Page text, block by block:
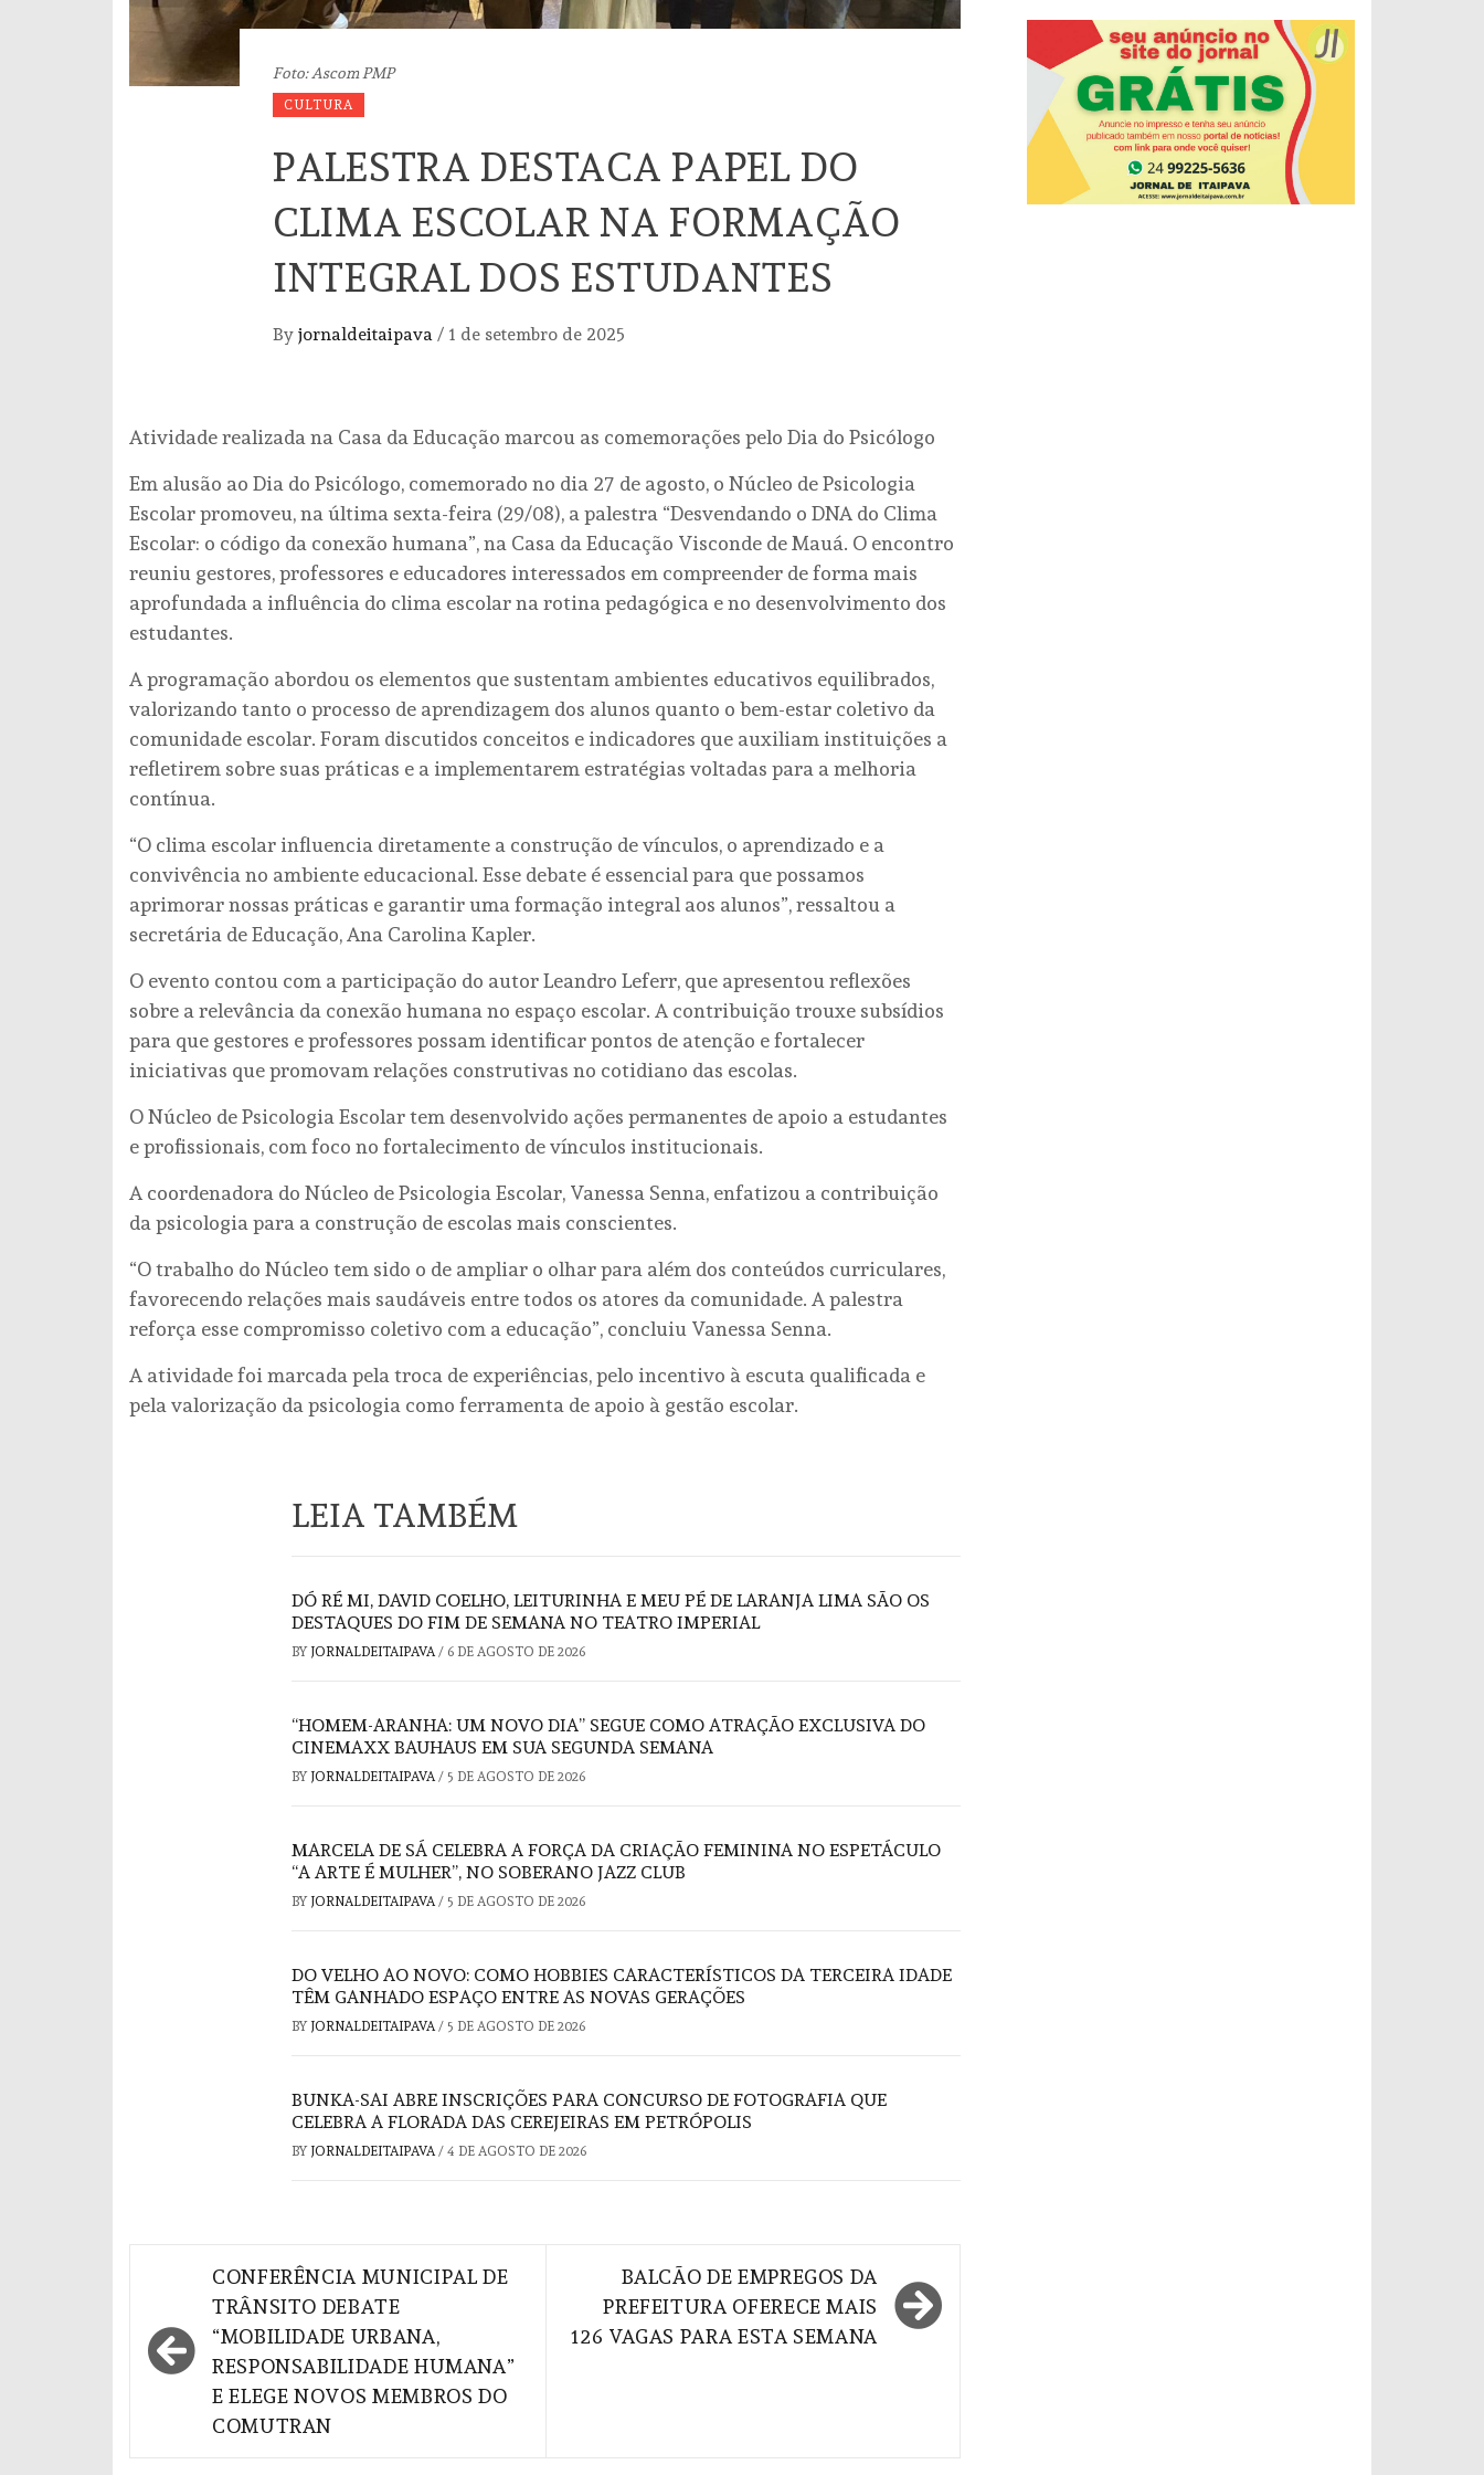
Foto: Ascom PMP
CULTURA
PALESTRA DESTACA PAPEL DO
CLIMA ESCOLAR NA FORMAÇÃO
INTEGRAL DOS ESTUDANTES
By jornaldeitaipava / 1 de setembro de 2025
Atividade realizada na Casa da Educação marcou as comemorações pelo Dia do Psicólogo
Em alusão ao Dia do Psicólogo, comemorado no dia 27 de agosto, o Núcleo de Psicologia
Escolar promoveu, na última sexta-feira (29/08), a palestra “Desvendando o DNA do Clima
Escolar: o código da conexão humana”, na Casa da Educação Visconde de Mauá. O encontro
reuniu gestores, professores e educadores interessados em compreender de forma mais
aprofundada a influência do clima escolar na rotina pedagógica e no desenvolvimento dos
estudantes.
A programação abordou os elementos que sustentam ambientes educativos equilibrados,
valorizando tanto o processo de aprendizagem dos alunos quanto o bem-estar coletivo da
comunidade escolar. Foram discutidos conceitos e indicadores que auxiliam instituições a
refletirem sobre suas práticas e a implementarem estratégias voltadas para a melhoria
contínua.
“O clima escolar influencia diretamente a construção de vínculos, o aprendizado e a
convivência no ambiente educacional. Esse debate é essencial para que possamos
aprimorar nossas práticas e garantir uma formação integral aos alunos”, ressaltou a
secretária de Educação, Ana Carolina Kapler.
O evento contou com a participação do autor Leandro Leferr, que apresentou reflexões
sobre a relevância da conexão humana no espaço escolar. A contribuição trouxe subsídios
para que gestores e professores possam identificar pontos de atenção e fortalecer
iniciativas que promovam relações construtivas no cotidiano das escolas.
O Núcleo de Psicologia Escolar tem desenvolvido ações permanentes de apoio a estudantes
e profissionais, com foco no fortalecimento de vínculos institucionais.
A coordenadora do Núcleo de Psicologia Escolar, Vanessa Senna, enfatizou a contribuição
da psicologia para a construção de escolas mais conscientes.
“O trabalho do Núcleo tem sido o de ampliar o olhar para além dos conteúdos curriculares,
favorecendo relações mais saudáveis entre todos os atores da comunidade. A palestra
reforça esse compromisso coletivo com a educação”, concluiu Vanessa Senna.
A atividade foi marcada pela troca de experiências, pelo incentivo à escuta qualificada e
pela valorização da psicologia como ferramenta de apoio à gestão escolar.
LEIA TAMBÉM
DÓ RÉ MI, DAVID COELHO, LEITURINHA E MEU PÉ DE LARANJA LIMA SÃO OS
DESTAQUES DO FIM DE SEMANA NO TEATRO IMPERIAL
BY JORNALDEITAIPAVA / 6 DE AGOSTO DE 2026
“HOMEM-ARANHA: UM NOVO DIA” SEGUE COMO ATRAÇÃO EXCLUSIVA DO
CINEMAXX BAUHAUS EM SUA SEGUNDA SEMANA
BY JORNALDEITAIPAVA / 5 DE AGOSTO DE 2026
MARCELA DE SÁ CELEBRA A FORÇA DA CRIAÇÃO FEMININA NO ESPETÁCULO
“A ARTE É MULHER”, NO SOBERANO JAZZ CLUB
BY JORNALDEITAIPAVA / 5 DE AGOSTO DE 2026
DO VELHO AO NOVO: COMO HOBBIES CARACTERÍSTICOS DA TERCEIRA IDADE
TÊM GANHADO ESPAÇO ENTRE AS NOVAS GERAÇÕES
BY JORNALDEITAIPAVA / 5 DE AGOSTO DE 2026
BUNKA-SAI ABRE INSCRIÇÕES PARA CONCURSO DE FOTOGRAFIA QUE
CELEBRA A FLORADA DAS CEREJEIRAS EM PETRÓPOLIS
BY JORNALDEITAIPAVA / 4 DE AGOSTO DE 2026
Navegação
Post
CONFERÊNCIA MUNICIPAL DE
TRÂNSITO DEBATE
“MOBILIDADE URBANA,
RESPONSABILIDADE HUMANA”
E ELEGE NOVOS MEMBROS DO
COMUTRAN
BALCÃO DE EMPREGOS DA
PREFEITURA OFERECE MAIS
126 VAGAS PARA ESTA SEMANA